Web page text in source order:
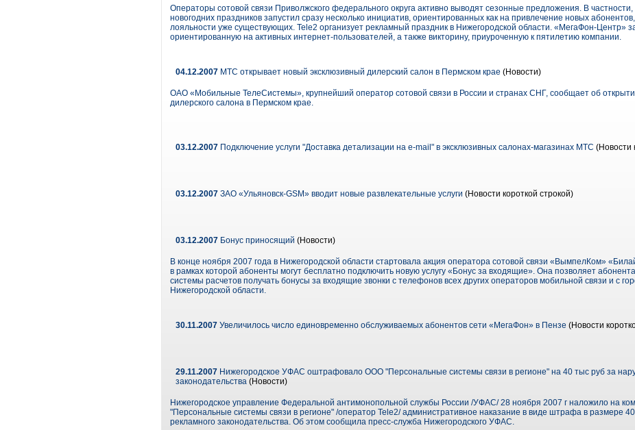
Операторы сотовой связи Приволжского федерального округа активно выводят сезонные предложения. В
новогодних праздников запустил сразу несколько инициатив, ориентированных как на привлечение новых
лояльности уже существующих. Tele2 организует рекламный праздник в Нижегородской области. «МегаФон-Центр»
ориентированную на активных интернет-пользователей, а также викторину, приуроченную к пятилетию компании.
04.12.2007 МТС открывает новый эксклюзивный дилерский салон в Пермском крае (Новости)
ОАО «Мобильные ТелеСистемы», крупнейший оператор сотовой связи в России и странах СНГ, сообщает об
дилерского салона в Пермском крае.
03.12.2007 Подключение услуги "Доставка детализации на e-mail" в эксклюзивных салонах-магазинах МТС (Новости
03.12.2007 ЗАО «Ульяновск-GSM» вводит новые развлекательные услуги (Новости короткой строкой)
03.12.2007 Бонус приносящий (Новости)
В конце ноября 2007 года в Нижегородской области стартовала акция оператора сотовой связи «ВымпелКом»
в рамках которой абоненты могут бесплатно подключить новую услугу «Бонус за входящие». Она позволяет
системы расчетов получать бонусы за входящие звонки с телефонов всех других операторов мобильной связи и с
Нижегородской области.
30.11.2007 Увеличилось число единовременно обслуживаемых абонентов сети «МегаФон» в Пензе (Новости
29.11.2007 Нижегородское УФАС оштрафовало ООО "Персональные системы связи в регионе" на 40 тыс руб за
законодательства (Новости)
Нижегородское управление Федеральной антимонопольной службы России /УФАС/ 28 ноября 2007 г наложило на
"Персональные системы связи в регионе" /оператор Tele2/ административное наказание в виде штрафа в размере
рекламного законодательства. Об этом сообщила пресс-служба Нижегородского УФАС.